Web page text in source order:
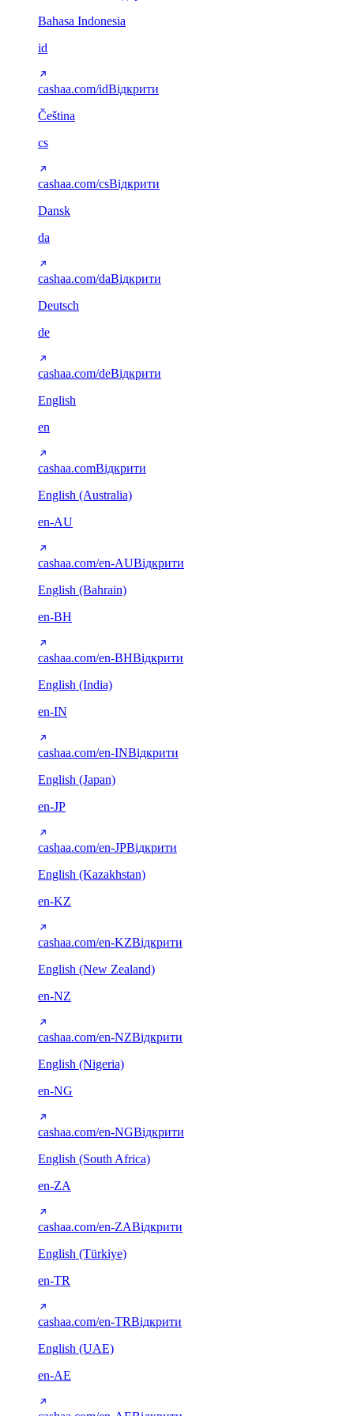
Bahasa Indonesia
id
cashaa.com/idВідкрити
Čeština
cs
cashaa.com/csВідкрити
Dansk
da
cashaa.com/daВідкрити
Deutsch
de
cashaa.com/deВідкрити
English
en
cashaa.comВідкрити
English (Australia)
en-AU
cashaa.com/en-AUВідкрити
English (Bahrain)
en-BH
cashaa.com/en-BHВідкрити
English (India)
en-IN
cashaa.com/en-INВідкрити
English (Japan)
en-JP
cashaa.com/en-JPВідкрити
English (Kazakhstan)
en-KZ
cashaa.com/en-KZВідкрити
English (New Zealand)
en-NZ
cashaa.com/en-NZВідкрити
English (Nigeria)
en-NG
cashaa.com/en-NGВідкрити
English (South Africa)
en-ZA
cashaa.com/en-ZAВідкрити
English (Türkiye)
en-TR
cashaa.com/en-TRВідкрити
English (UAE)
en-AE